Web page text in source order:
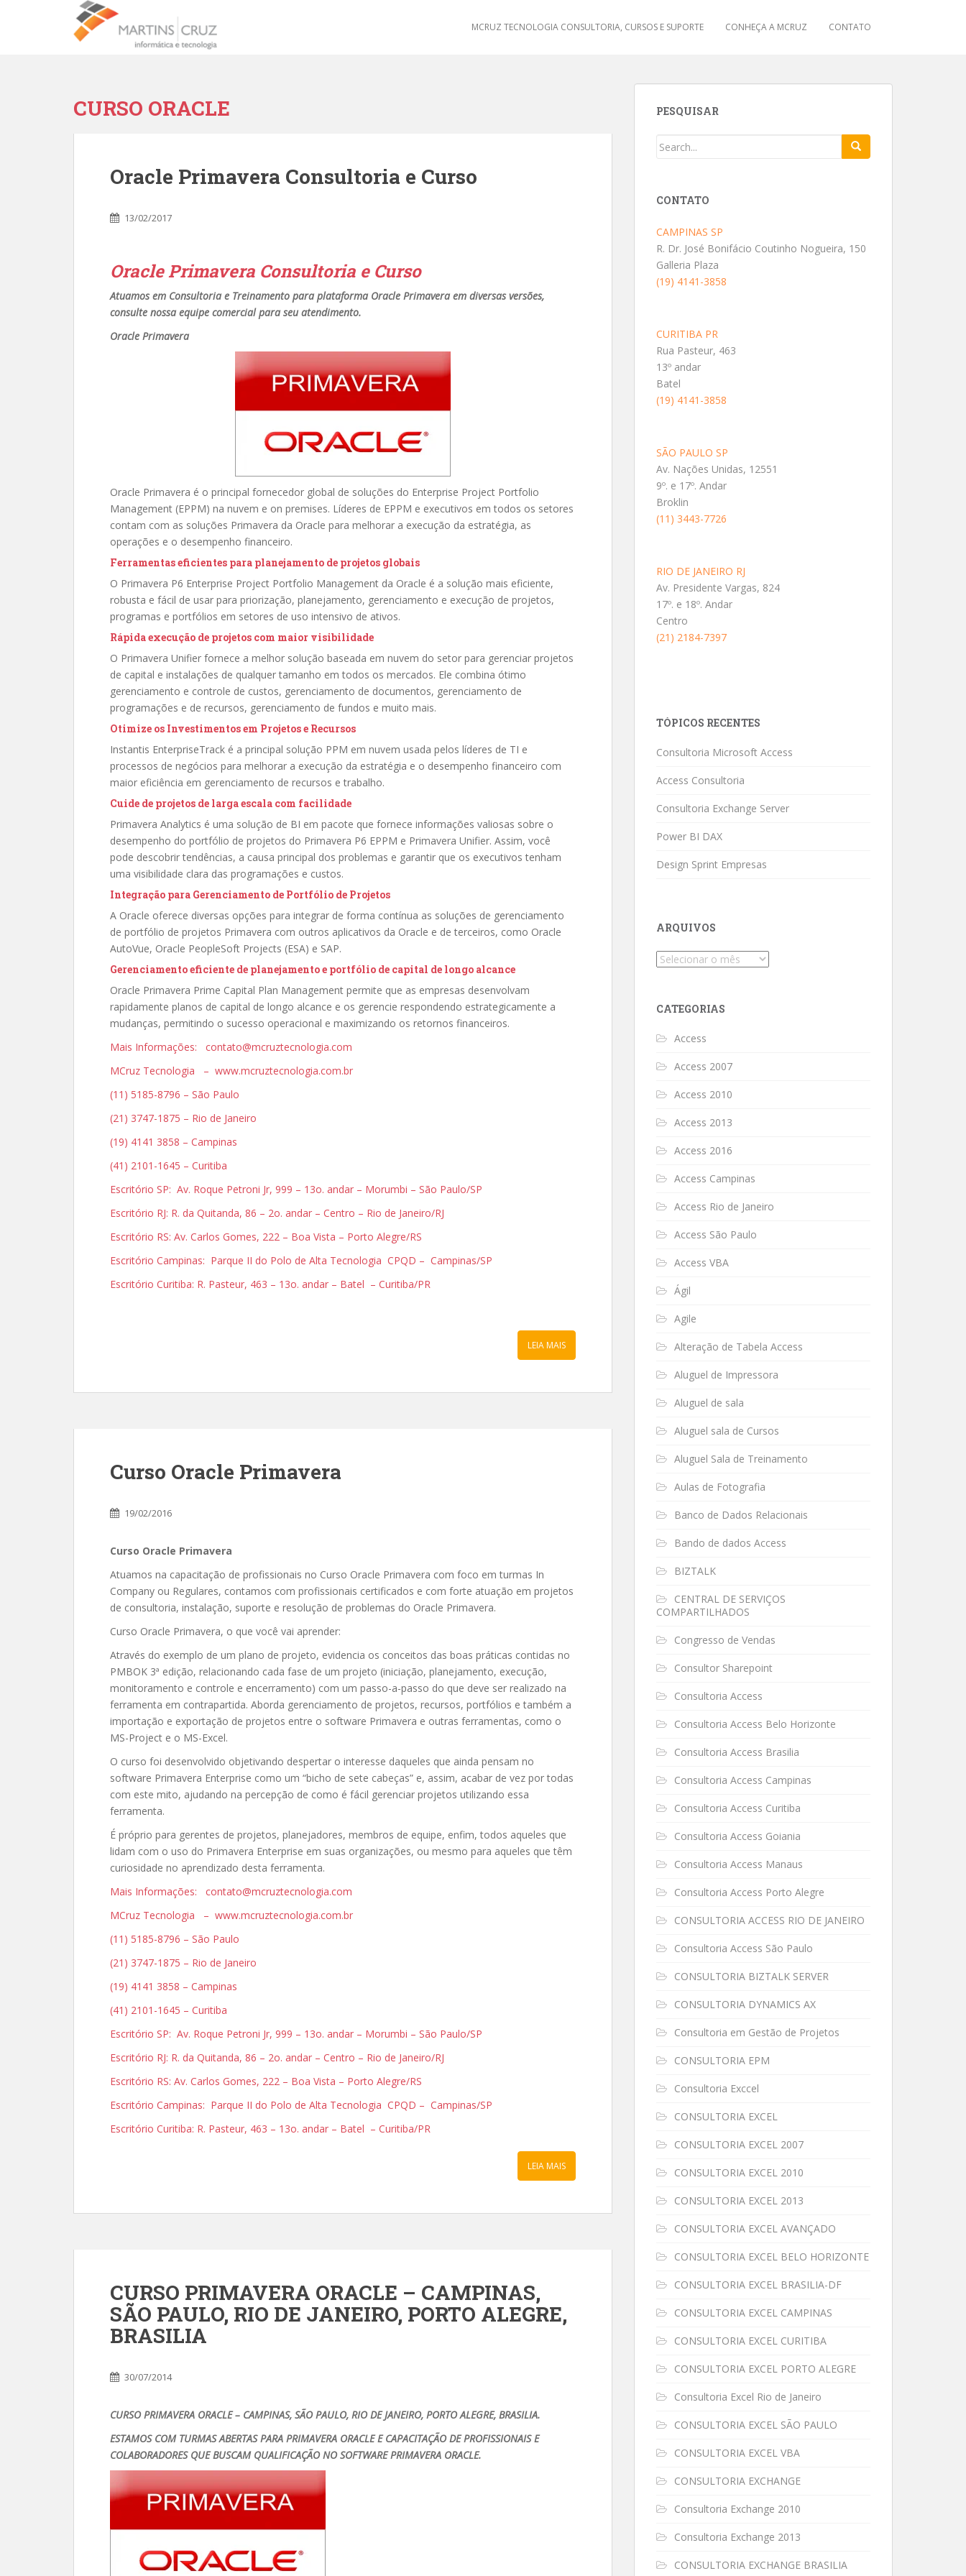
MCRUZ TECNOLOGIA CONSULTORIA, CURSOS E SUPORTE CONHEÇA A MCRUZ CONTATO
CURSO ORACLE
Oracle Primavera Consultoria e Curso
13/02/2017
Oracle Primavera Consultoria e Curso
Atuamos em Consultoria e Treinamento para plataforma Oracle Primavera em diversas versões,
consulte nossa equipe comercial para seu atendimento.
Oracle Primavera
Oracle Primavera é o principal fornecedor global de soluções do Enterprise Project Portfolio
Management (EPPM) na nuvem e on premises. Líderes de EPPM e executivos em todos os setores
contam com as soluções Primavera da Oracle para melhorar a execução da estratégia, as
operações e o desempenho financeiro.
Ferramentas eficientes para planejamento de projetos globais
O Primavera P6 Enterprise Project Portfolio Management da Oracle é a solução mais eficiente,
robusta e fácil de usar para priorização, planejamento, gerenciamento e execução de projetos,
programas e portfólios em setores de uso intensivo de ativos.
Rápida execução de projetos com maior visibilidade
O Primavera Unifier fornece a melhor solução baseada em nuvem do setor para gerenciar projetos
de capital e instalações de qualquer tamanho em todos os mercados. Ele combina ótimo
gerenciamento e controle de custos, gerenciamento de documentos, gerenciamento de
programações e de recursos, gerenciamento de fundos e muito mais.
Otimize os Investimentos em Projetos e Recursos
Instantis EnterpriseTrack é a principal solução PPM em nuvem usada pelos líderes de TI e
processos de negócios para melhorar a execução da estratégia e o desempenho financeiro com
maior eficiência em gerenciamento de recursos e trabalho.
Cuide de projetos de larga escala com facilidade
Primavera Analytics é uma solução de BI em pacote que fornece informações valiosas sobre o
desempenho do portfólio de projetos do Primavera P6 EPPM e Primavera Unifier. Assim, você
pode descobrir tendências, a causa principal dos problemas e garantir que os executivos tenham
uma visibilidade clara das programações e custos.
Integração para Gerenciamento de Portfólio de Projetos
A Oracle oferece diversas opções para integrar de forma contínua as soluções de gerenciamento
de portfólio de projetos Primavera com outros aplicativos da Oracle e de terceiros, como Oracle
AutoVue, Oracle PeopleSoft Projects (ESA) e SAP.
Gerenciamento eficiente de planejamento e portfólio de capital de longo alcance
Oracle Primavera Prime Capital Plan Management permite que as empresas desenvolvam
rapidamente planos de capital de longo alcance e os gerencie respondendo estrategicamente a
mudanças, permitindo o sucesso operacional e maximizando os retornos financeiros.
Mais Informações: contato@mcruztecnologia.com
MCruz Tecnologia – www.mcruztecnologia.com.br
(11) 5185-8796 – São Paulo
(21) 3747-1875 – Rio de Janeiro
(19) 4141 3858 – Campinas
(41) 2101-1645 – Curitiba
Escritório SP: Av. Roque Petroni Jr, 999 – 13o. andar – Morumbi – São Paulo/SP
Escritório RJ: R. da Quitanda, 86 – 2o. andar – Centro – Rio de Janeiro/RJ
Escritório RS: Av. Carlos Gomes, 222 – Boa Vista – Porto Alegre/RS
Escritório Campinas: Parque II do Polo de Alta Tecnologia CPQD – Campinas/SP
Escritório Curitiba: R. Pasteur, 463 – 13o. andar – Batel – Curitiba/PR
LEIA MAIS
Curso Oracle Primavera
19/02/2016
Curso Oracle Primavera
Atuamos na capacitação de profissionais no Curso Oracle Primavera com foco em turmas In
Company ou Regulares, contamos com profissionais certificados e com forte atuação em projetos
de consultoria, instalação, suporte e resolução de problemas do Oracle Primavera.
Curso Oracle Primavera, o que você vai aprender:
Através do exemplo de um plano de projeto, evidencia os conceitos das boas práticas contidas no
PMBOK 3ª edição, relacionando cada fase de um projeto (iniciação, planejamento, execução,
monitoramento e controle e encerramento) com um passo-a-passo do que deve ser realizado na
ferramenta em contrapartida. Aborda gerenciamento de projetos, recursos, portfólios e também a
importação e exportação de projetos entre o software Primavera e outras ferramentas, como o
MS-Project e o MS-Excel.
O curso foi desenvolvido objetivando despertar o interesse daqueles que ainda pensam no
software Primavera Enterprise como um “bicho de sete cabeças” e, assim, acabar de vez por todas
com este mito, ajudando na percepção de como é fácil gerenciar projetos utilizando essa
ferramenta.
É próprio para gerentes de projetos, planejadores, membros de equipe, enfim, todos aqueles que
lidam com o uso do Primavera Enterprise em suas organizações, ou mesmo para aqueles que têm
curiosidade no aprendizado desta ferramenta.
Mais Informações: contato@mcruztecnologia.com
MCruz Tecnologia – www.mcruztecnologia.com.br
(11) 5185-8796 – São Paulo
(21) 3747-1875 – Rio de Janeiro
(19) 4141 3858 – Campinas
(41) 2101-1645 – Curitiba
Escritório SP: Av. Roque Petroni Jr, 999 – 13o. andar – Morumbi – São Paulo/SP
Escritório RJ: R. da Quitanda, 86 – 2o. andar – Centro – Rio de Janeiro/RJ
Escritório RS: Av. Carlos Gomes, 222 – Boa Vista – Porto Alegre/RS
Escritório Campinas: Parque II do Polo de Alta Tecnologia CPQD – Campinas/SP
Escritório Curitiba: R. Pasteur, 463 – 13o. andar – Batel – Curitiba/PR
LEIA MAIS
CURSO PRIMAVERA ORACLE – CAMPINAS,
SÃO PAULO, RIO DE JANEIRO, PORTO ALEGRE,
BRASILIA
30/07/2014
CURSO PRIMAVERA ORACLE – CAMPINAS, SÃO PAULO, RIO DE JANEIRO, PORTO ALEGRE, BRASILIA.
ESTAMOS COM TURMAS ABERTAS PARA PRIMAVERA ORACLE E CAPACITAÇÃO DE PROFISSIONAIS E
COLABORADORES QUE BUSCAM QUALIFICAÇÃO NO SOFTWARE PRIMAVERA ORACLE.
PESQUISAR
CONTATO
CAMPINAS SP
R. Dr. José Bonifácio Coutinho Nogueira, 150
Galleria Plaza
(19) 4141-3858
CURITIBA PR
Rua Pasteur, 463
13º andar
Batel
(19) 4141-3858
SÃO PAULO SP
Av. Nações Unidas, 12551
9º. e 17º. Andar
Broklin
(11) 3443-7726
RIO DE JANEIRO RJ
Av. Presidente Vargas, 824
17º. e 18º. Andar
Centro
(21) 2184-7397
TÓPICOS RECENTES
Consultoria Microsoft Access
Access Consultoria
Consultoria Exchange Server
Power BI DAX
Design Sprint Empresas
ARQUIVOS
Arquivos
CATEGORIAS
Access
Access 2007
Access 2010
Access 2013
Access 2016
Access Campinas
Access Rio de Janeiro
Access São Paulo
Access VBA
Ágil
Agile
Alteração de Tabela Access
Aluguel de Impressora
Aluguel de sala
Aluguel sala de Cursos
Aluguel Sala de Treinamento
Aulas de Fotografia
Banco de Dados Relacionais
Bando de dados Access
BIZTALK
CENTRAL DE SERVIÇOS
COMPARTILHADOS
Congresso de Vendas
Consultor Sharepoint
Consultoria Access
Consultoria Access Belo Horizonte
Consultoria Access Brasilia
Consultoria Access Campinas
Consultoria Access Curitiba
Consultoria Access Goiania
Consultoria Access Manaus
Consultoria Access Porto Alegre
CONSULTORIA ACCESS RIO DE JANEIRO
Consultoria Access São Paulo
CONSULTORIA BIZTALK SERVER
CONSULTORIA DYNAMICS AX
Consultoria em Gestão de Projetos
CONSULTORIA EPM
Consultoria Exccel
CONSULTORIA EXCEL
CONSULTORIA EXCEL 2007
CONSULTORIA EXCEL 2010
CONSULTORIA EXCEL 2013
CONSULTORIA EXCEL AVANÇADO
CONSULTORIA EXCEL BELO HORIZONTE
CONSULTORIA EXCEL BRASILIA-DF
CONSULTORIA EXCEL CAMPINAS
CONSULTORIA EXCEL CURITIBA
CONSULTORIA EXCEL PORTO ALEGRE
Consultoria Excel Rio de Janeiro
CONSULTORIA EXCEL SÃO PAULO
CONSULTORIA EXCEL VBA
CONSULTORIA EXCHANGE
Consultoria Exchange 2010
Consultoria Exchange 2013
CONSULTORIA EXCHANGE BRASILIA